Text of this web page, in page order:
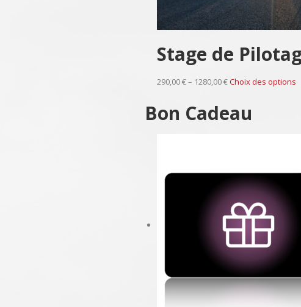
Stage de
290,00 € – 1280,00 €Choix des options
Bon Cadeau